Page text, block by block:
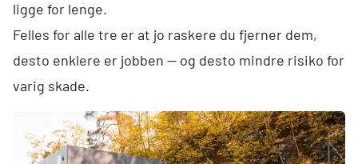
ligge for lenge.
Felles for alle tre er at jo raskere du fjerner dem,
desto enklere er jobben — og desto mindre risiko for
varig skade.